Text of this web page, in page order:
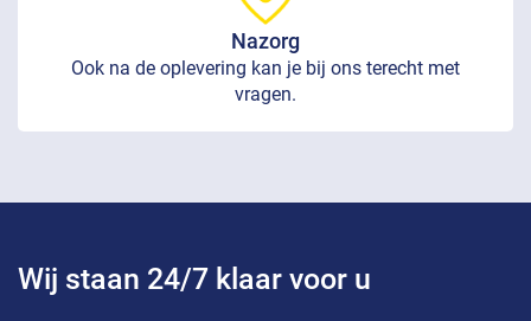
Nazorg
Ook na de oplevering kan je bij ons terecht met
vragen.
Wij staan 24/7 klaar voor u